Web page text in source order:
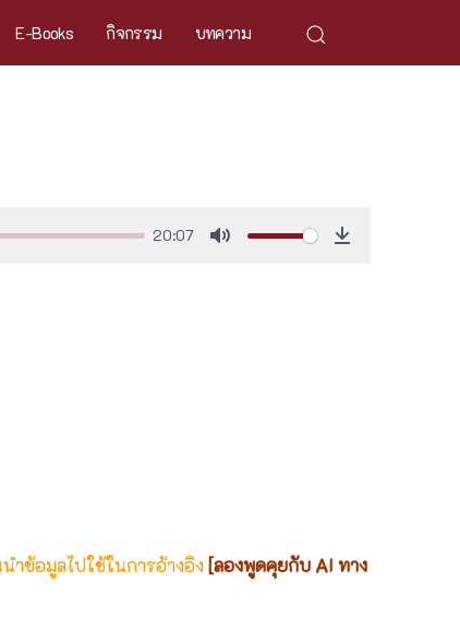
E-Books กิจกรรม บทความ
20:07
ข้อมูลไปใช้ในการอ้างอิง [ลองพูดคุยกับ AI ทาง